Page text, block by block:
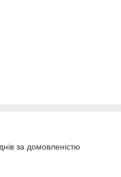
за домовленістю